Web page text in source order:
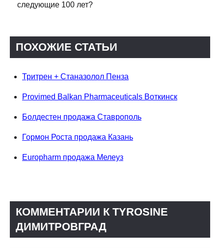
следующие 100 лет?
ПОХОЖИЕ СТАТЬИ
Тритрен + Станазолол Пенза
Provimed Balkan Pharmaceuticals Воткинск
Болдестен продажа Ставрополь
Гормон Роста продажа Казань
Europharm продажа Мелеуз
КОММЕНТАРИИ К TYROSINE
ДИМИТРОВГРАД